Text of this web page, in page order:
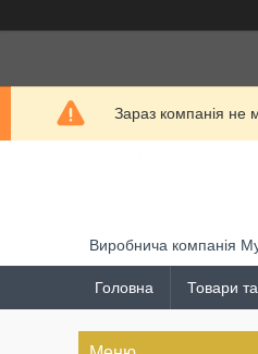
Зараз компанія не
Виробнича компанія
Головна Товари